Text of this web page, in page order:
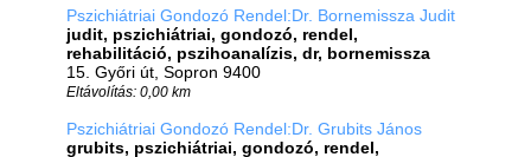
Pszichiátriai Gondozó Rendel:Dr. Bornemissza Judit
judit, pszichiátriai, gondozó, rendel,
rehabilitáció, pszihoanalízis, dr, bornemissza
15. Győri út, Sopron 9400
Eltávolítás: 0,00 km
Pszichiátriai Gondozó Rendel:Dr. Grubits János
grubits, pszichiátriai, gondozó, rendel,